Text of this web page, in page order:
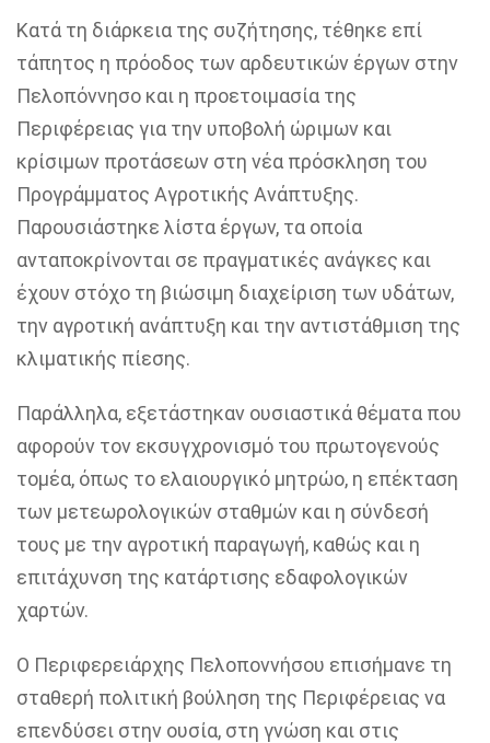
Κατά τη διάρκεια της συζήτησης, τέθηκε επί
τάπητος η πρόοδος των αρδευτικών έργων στην
Πελοπόννησο και η προετοιμασία της
Περιφέρειας για την υποβολή ώριμων και
κρίσιμων προτάσεων στη νέα πρόσκληση του
Προγράμματος Αγροτικής Ανάπτυξης.
Παρουσιάστηκε λίστα έργων, τα οποία
ανταποκρίνονται σε πραγματικές ανάγκες και
έχουν στόχο τη βιώσιμη διαχείριση των υδάτων,
την αγροτική ανάπτυξη και την αντιστάθμιση της
κλιματικής πίεσης.
Παράλληλα, εξετάστηκαν ουσιαστικά θέματα που
αφορούν τον εκσυγχρονισμό του πρωτογενούς
τομέα, όπως το ελαιουργικό μητρώο, η επέκταση
των μετεωρολογικών σταθμών και η σύνδεσή
τους με την αγροτική παραγωγή, καθώς και η
επιτάχυνση της κατάρτισης εδαφολογικών
χαρτών.
Ο Περιφερειάρχης Πελοποννήσου επισήμανε τη
σταθερή πολιτική βούληση της Περιφέρειας να
επενδύσει στην ουσία, στη γνώση και στις